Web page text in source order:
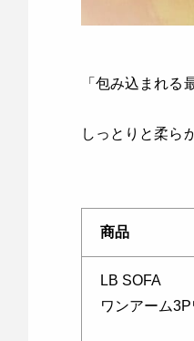
「包み込まれる
しっとりと柔ら
商品
LB SOFA
ワンアーム3P